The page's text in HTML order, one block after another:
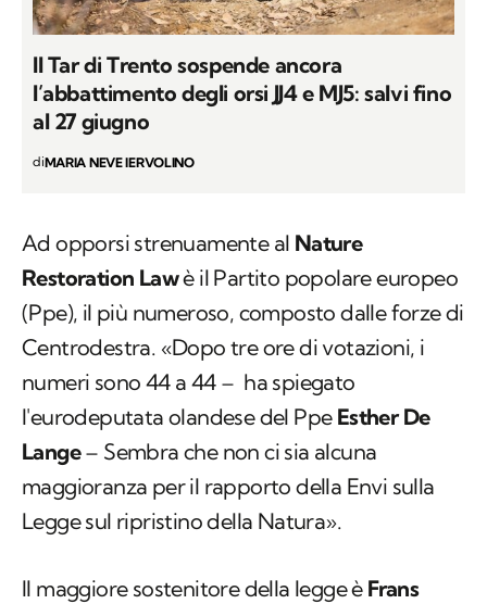
Il Tar di Trento sospende ancora
l’abbattimento degli orsi JJ4 e MJ5: salvi fino
al 27 giugno
diMARIA NEVE IERVOLINO
Ad opporsi strenuamente al Nature
Restoration Lawè il Partito popolare europeo
(Ppe), il più numeroso, composto dalle forze di
Centrodestra. «Dopo tre ore di votazioni, i
numeri sono 44 a 44 – ha spiegato
l'eurodeputata olandese del Ppe Esther De
Lange– Sembra che non ci sia alcuna
maggioranza per il rapporto della Envi sulla
Legge sul ripristino della Natura».
Il maggiore sostenitore della legge è Frans